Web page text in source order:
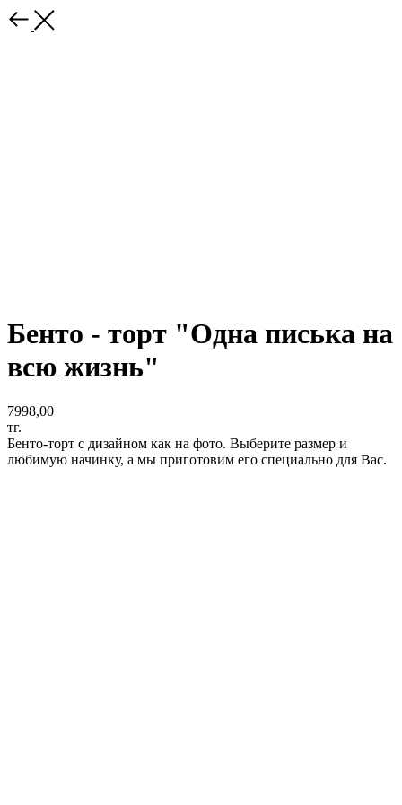
Бенто - торт "Одна писька на
всю жизнь"
7998,00
тг.
Бенто-торт с дизайном как на фото. Выберите размер и
любимую начинку, а мы приготовим его специально для Вас.